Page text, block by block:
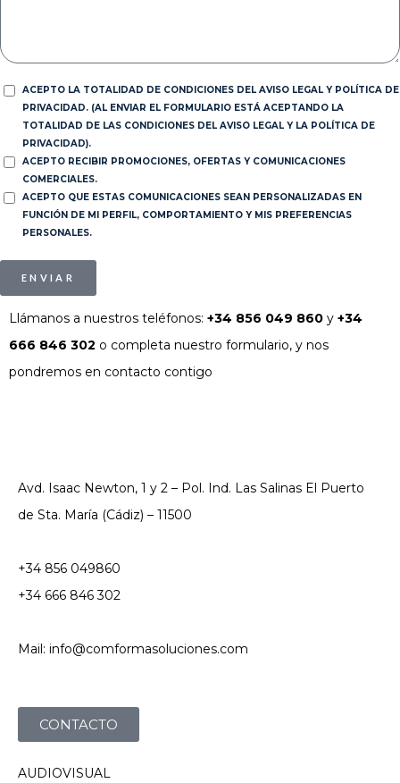
ACEPTO LA TOTALIDAD DE CONDICIONES DEL AVISO LEGAL Y POLÍTICA DE
PRIVACIDAD. (AL ENVIAR EL FORMULARIO ESTÁ ACEPTANDO LA
TOTALIDAD DE LAS CONDICIONES DEL AVISO LEGAL Y LA POLÍTICA DE
PRIVACIDAD).
ACEPTO RECIBIR PROMOCIONES, OFERTAS Y COMUNICACIONES
COMERCIALES.
ACEPTO QUE ESTAS COMUNICACIONES SEAN PERSONALIZADAS EN
FUNCIÓN DE MI PERFIL, COMPORTAMIENTO Y MIS PREFERENCIAS
PERSONALES.
ENVIAR
Llámanos a nuestros teléfonos: +34 856 049 860 y +34
666 846 302 o completa nuestro formulario, y nos
pondremos en contacto contigo
Avd. Isaac Newton, 1 y 2 – Pol. Ind. Las Salinas El Puerto
de Sta. María (Cádiz) – 11500
+34 856 049860
+34 666 846 302
Mail: info@comformasoluciones.com
CONTACTO
AUDIOVISUAL